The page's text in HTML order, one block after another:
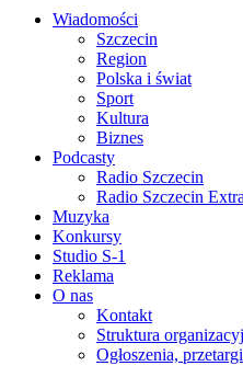
Wiadomości
Szczecin
Region
Polska i świat
Sport
Kultura
Biznes
Podcasty
Radio Szczecin
Radio Szczecin Extra
Muzyka
Konkursy
Studio S-1
Reklama
O nas
Kontakt
Struktura
Ogłoszenia, przetargi